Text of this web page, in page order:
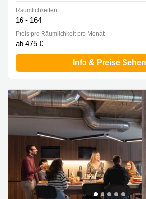
Räumlichkeiten:
16 - 164
Preis pro Räumlichkeit pro Monat:
ab 475 €
Info & Preise Sehen